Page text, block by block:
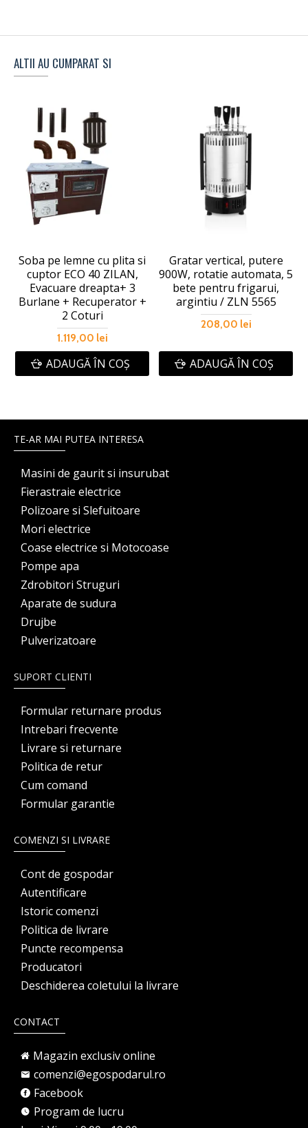
ALTII AU CUMPARAT SI
Soba pe lemne cu plita si
cuptor ECO 40 ZILAN,
Evacuare dreapta+ 3
Burlane + Recuperator +
2 Coturi
1.119,00 lei
ADAUGĂ ÎN COŞ
Gratar vertical, putere
900W, rotatie automata, 5
bete pentru frigarui,
argintiu / ZLN 5565
208,00 lei
ADAUGĂ ÎN COŞ
TE-AR MAI PUTEA INTERESA
Masini de gaurit si insurubat
Fierastraie electrice
Polizoare si Slefuitoare
Mori electrice
Coase electrice si Motocoase
Pompe apa
Zdrobitori Struguri
Aparate de sudura
Drujbe
Pulverizatoare
SUPORT CLIENTI
Formular returnare produs
Intrebari frecvente
Livrare si returnare
Politica de retur
Cum comand
Formular garantie
COMENZI SI LIVRARE
Cont de gospodar
Autentificare
Istoric comenzi
Politica de livrare
Puncte recompensa
Producatori
Deschiderea coletului la livrare
CONTACT
Magazin exclusiv online
comenzi@egospodarul.ro
Facebook
Program de lucru